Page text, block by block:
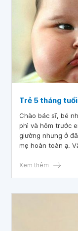
Trẻ 5 tháng
Chào bác sĩ, bé
phì và hôm trước
giường nhưng ở
mẹ hoàn toàn ạ.
Xem thêm